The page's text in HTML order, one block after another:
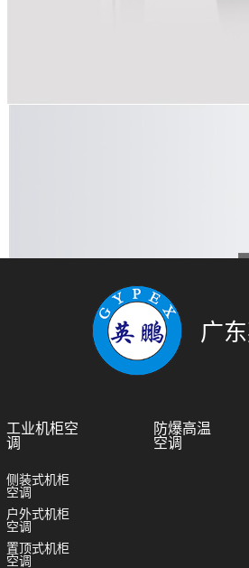
广
工业机柜空
调
侧装式机柜
空调
户外式机柜
空调
置顶式机柜
空调
防爆高温
空调